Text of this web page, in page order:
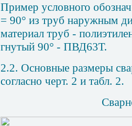
Пример условного
= 90° из труб наружным
материал труб -
гнутый 90° - ПВД63Т.
2.2. Основные размеры
согласно черт. 2 и табл. 2.